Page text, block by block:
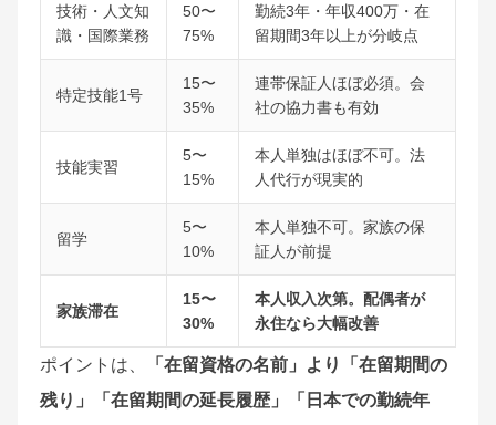
技術・人文知
識・国際業務
50〜
75%
勤続3年・年収400万・在
留期間3年以上が分岐点
特定技能1号
15〜
35%
連帯保証人ほぼ必須。会
社の協力書も有効
技能実習
5〜
15%
本人単独はほぼ不可。法
人代行が現実的
留学
5〜
10%
本人単独不可。家族の保
証人が前提
家族滞在
15〜
30%
本人収入次第。配偶者が
永住なら大幅改善
ポイントは、
「在留資格の名前」より「在留期間の
残り」「在留期間の延長履歴」「日本での勤続年